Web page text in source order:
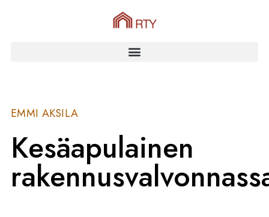
EMMI AKSILA
Kesäapulainen